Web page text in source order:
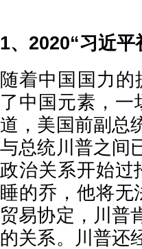
1、2020“习近平
随着中国国力
了中国元素，一
道，美国前副总
与总统川普之间
政治关系开始过
睡的乔，他将无
贸易协定，川普
的关系。川普还